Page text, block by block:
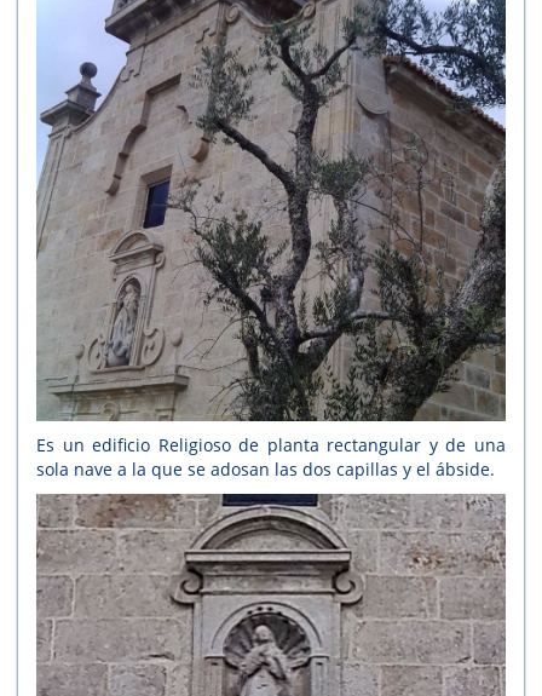
Es un edificio Religioso de planta rectangular y de una
sola nave a la que se adosan las dos capillas y el ábside.